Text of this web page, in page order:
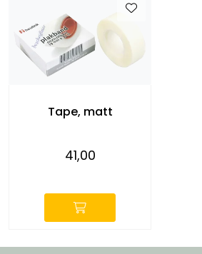
Tape, matt
41,00